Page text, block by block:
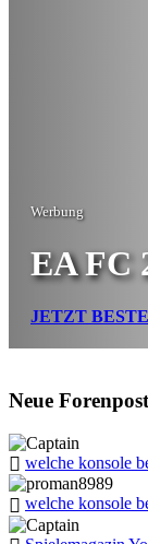
Werbung
EA FC
JETZT
Neue
welche konsole
welche konsole